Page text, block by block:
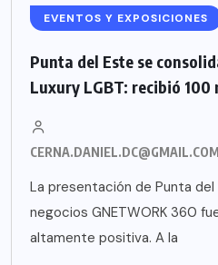
EVENTOS Y EXPOSICIONES
Punta del Este se
Luxury LGBT: recibió
CERNA.DANIEL.DC@GMAIL.COM
La presentación de Punta
negocios GNETWORK 360
altamente positiva. A la